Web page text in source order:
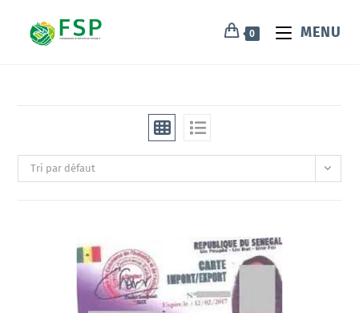
0 MENU
Tri par défaut